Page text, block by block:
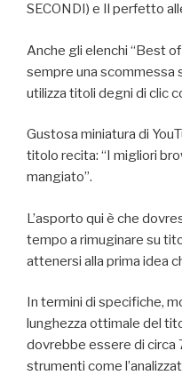
SECONDI) e Il perfetto
Anche gli elenchi “Best
sempre una scommessa
utilizza titoli degni di clic
Gustosa miniatura di
titolo recita: “I migliori
mangiato”.
L’asporto qui è che
tempo a rimuginare su
attenersi alla prima idea
In termini di specifiche,
lunghezza ottimale del
dovrebbe essere di
strumenti come